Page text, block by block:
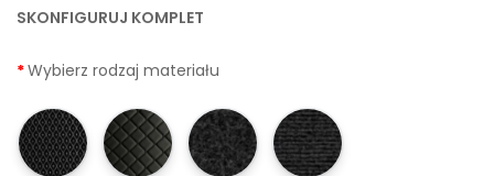
SKONFIGURUJ KOMPLET
Wybierz rodzaj materiału